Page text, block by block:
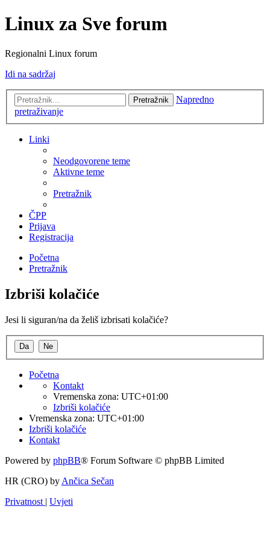
Linux za Sve forum
Regionalni Linux forum
Idi na sadržaj
Pretražnik
Napredno
pretraživanje
Linki
Neodgovorene teme
Aktivne teme
Pretražnik
ČPP
Prijava
Registracija
Početna
Pretražnik
Izbriši kolačiće
Jesi li siguran/na da želiš izbrisati kolačiće?
Početna
Kontakt
Vremenska zona: UTC+01:00
Izbriši kolačiće
Vremenska zona: UTC+01:00
Izbriši kolačiće
Kontakt
Powered by phpBB® Forum Software © phpBB Limited
HR (CRO) by Ančica Sečan
Privatnost | Uvjeti